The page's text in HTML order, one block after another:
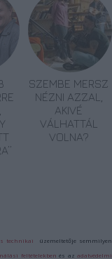
SZEMBE MERSZ
NÉZNI AZZAL,
AKIVÉ
VÁLHATTÁL
VOLNA?
technikai üzemeltetője semmilyen
feltételekben és azadatvédelmi